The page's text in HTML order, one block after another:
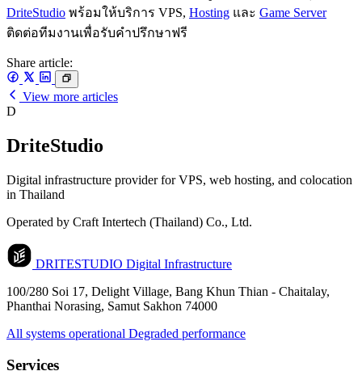
DriteStudio พร้อมให้บริการ VPS, Hosting และ Game Server
ติดต่อทีมงานเพื่อรับคำปรึกษาฟรี
Share article:
View more articles
D
DriteStudio
Digital infrastructure provider for VPS, web hosting, and colocation
in Thailand
Operated by Craft Intertech (Thailand) Co., Ltd.
DRITESTUDIO Digital Infrastructure
100/280 Soi 17, Delight Village, Bang Khun Thian - Chaitalay,
Phanthai Norasing, Samut Sakhon 74000
All systems operational Degraded performance
Services